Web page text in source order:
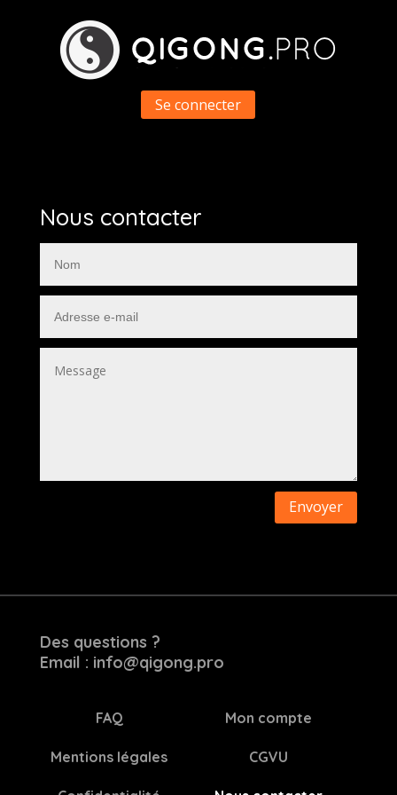
Se connecter
Nous contacter
Envoyer
Des questions ?
Email : info@qigong.pro
FAQ Mon compte
Mentions légales CGVU